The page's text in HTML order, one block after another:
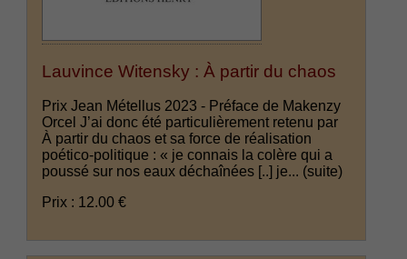
Lauvince Witensky : À partir du chaos
Prix Jean Métellus 2023 - Préface de Makenzy
Orcel J’ai donc été particulièrement retenu par
À partir du chaos et sa force de réalisation
poético-politique : « je connais la colère qui a
poussé sur nos eaux déchaînées [..] je... (suite)
Prix : 12.00 €